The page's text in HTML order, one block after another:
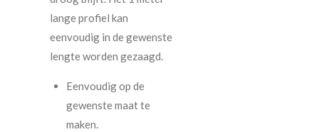
lange profiel kan
eenvoudig in de gewenste
lengte worden gezaagd.
Eenvoudig op de
gewenste maat te
maken.